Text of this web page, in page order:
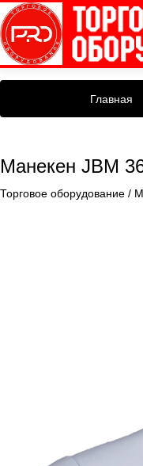
Главная
Манекен JBM
Торговое оборудование /